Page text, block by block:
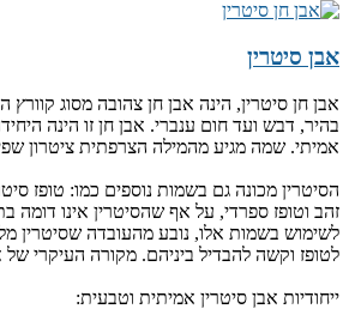
אבן סיטרין
אבן חן סיטרין, הינה אבן חן צהובה מסוג קוורץ
בהיר, דבש ועד חום ענברי. אבן חן זו הינה
אמיתי. שמה מגיע מהמילה הצרפתית ציטרון
הסיטרין מכונה גם בשמות נוספים כמו: טופז
זהב וטופז ספרדי, על אף שהסיטרין אינו דומה
לשימוש בשמות אלו, נובע מהעובדה שסיטרין
לטופז וקשה להבדיל ביניהם. מקורה העיקרי של
ייחודיות אבן סיטרין אמיתית וטבעית: